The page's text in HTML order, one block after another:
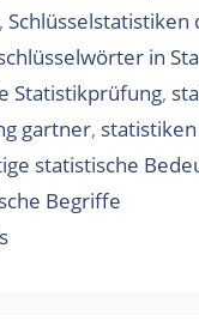
, Schlüsselstatistiken
in
Statistikprüfung,
gartner,
statistische
Begriffe